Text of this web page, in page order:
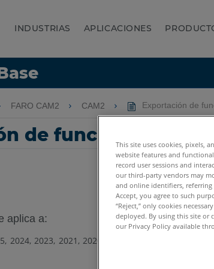
INDUSTRIAS APLICACIONES
global
FARO CAM2 CAM2 Exportación de
de funciones de
2024 2023 2021 2020
This site uses cookies, pixels,
website features and
record user sessions and
our third-party vendors may
and online identifiers,
Accept, you agree to such
“Reject,” only cookies
deployed. By using this site or
our Privacy Policy available